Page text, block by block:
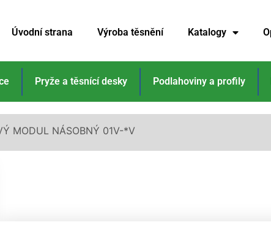
Úvodní strana Výroba těsnění Katalogy
Pryže a těsnící desky Podlahoviny a profily
MODUL NÁSOBNÝ 01V-*V